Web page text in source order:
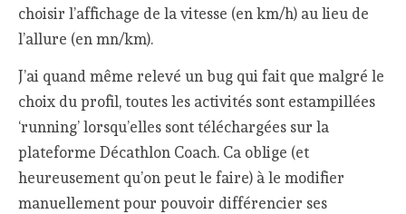
choisir l’affichage de la vitesse (en km/h) au lieu de
l’allure (en mn/km).
J’ai quand même relevé un bug qui fait que malgré le
choix du profil, toutes les activités sont estampillées
‘running’ lorsqu’elles sont téléchargées sur la
plateforme Décathlon Coach. Ca oblige (et
heureusement qu’on peut le faire) à le modifier
manuellement pour pouvoir différencier ses